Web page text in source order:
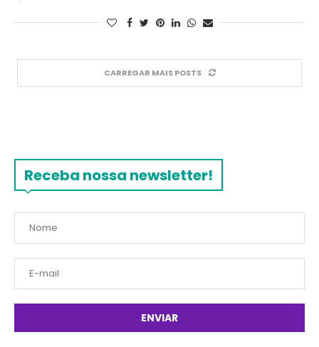
CARREGAR MAIS POSTS
Receba nossa newsletter!